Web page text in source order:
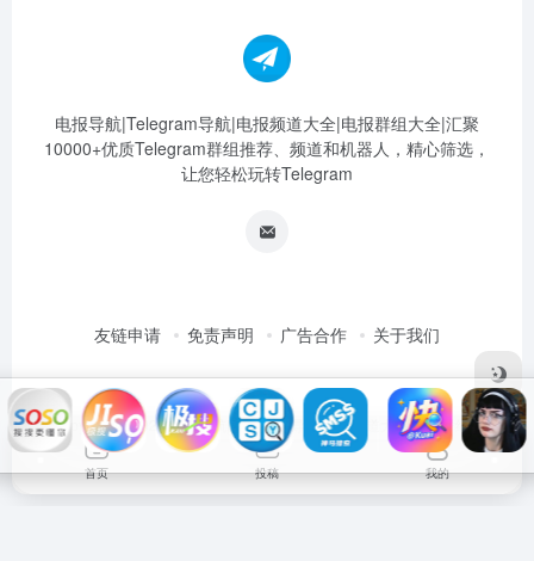
电报导航|Telegram导航|电报频道大全|电报群组大全|汇聚
10000+优质Telegram群组推荐、频道和机器人，精心筛选，
让您轻松玩转Telegram
友链申请 免责声明 广告合作 关于我们
Copyright © 2026电报导航|Telegram导航|电报频道大全|电报群组大
全
首页 投稿 我的